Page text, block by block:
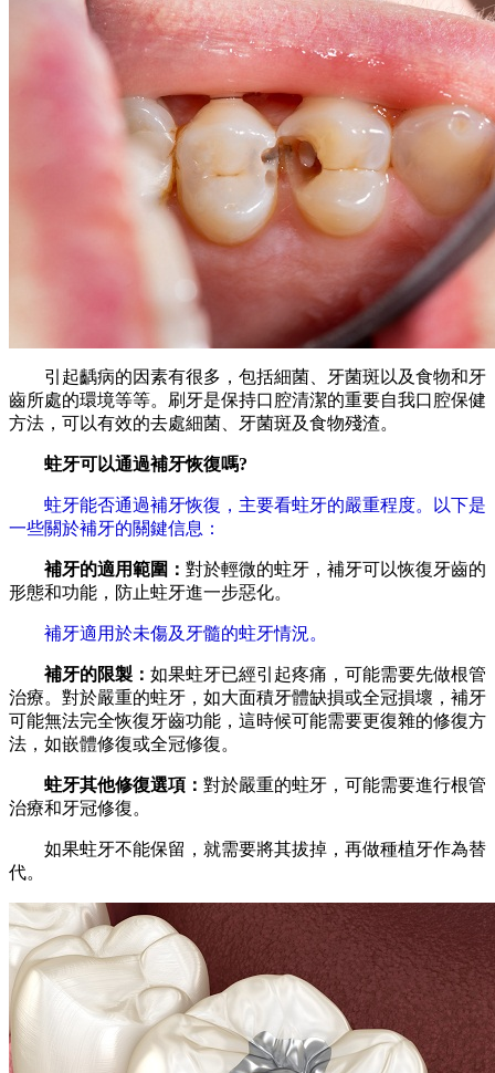
引起齲病的因素有很多，包括細菌、牙菌斑以及食物和牙
齒所處的環境等等。刷牙是保持口腔清潔的重要自我口腔保健
方法，可以有效的去處細菌、牙菌斑及食物殘渣。
蛀牙可以通過補牙恢復嗎?
蛀牙能否通過補牙恢復，主要看蛀牙的嚴重程度。以下是
一些關於補牙的關鍵信息：
補牙的適用範圍： 對於輕微的蛀牙，補牙可以恢復牙齒的
形態和功能，防止蛀牙進一步惡化。
補牙適用於未傷及牙髓的蛀牙情況。
補牙的限製： 如果蛀牙已經引起疼痛，可能需要先做根管
治療。對於嚴重的蛀牙，如大面積牙體缺損或全冠損壞，補牙
可能無法完全恢復牙齒功能，這時候可能需要更復雜的修復方
法，如嵌體修復或全冠修復。
蛀牙其他修復選項： 對於嚴重的蛀牙，可能需要進行根管
治療和牙冠修復。
如果蛀牙不能保留，就需要將其拔掉，再做種植牙作為替
代。